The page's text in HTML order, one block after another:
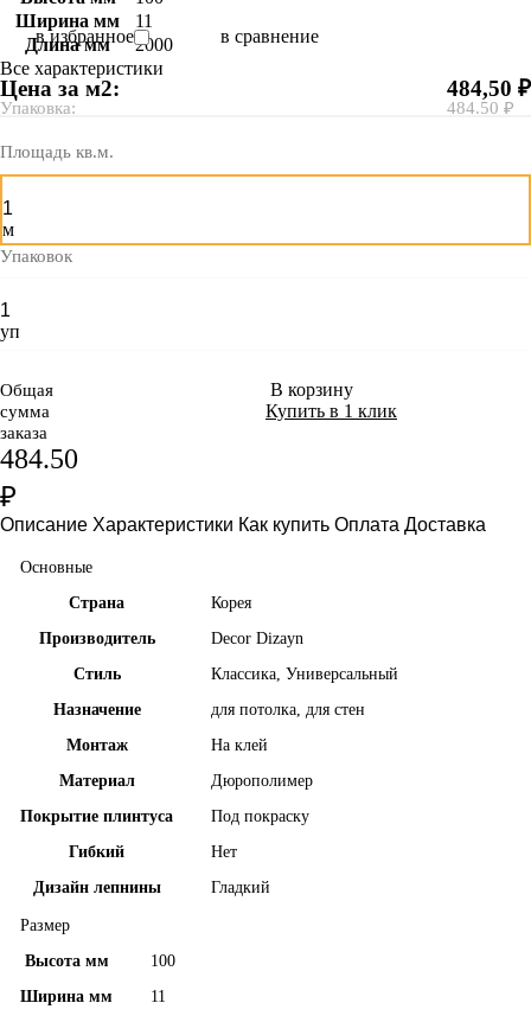
Ширина мм
11
Длина мм
2000
Все характеристики
в избранное в сравнение
Цена за м2:
Упаковка:
484,50 ₽
484.50 ₽
Площадь кв.м.
м
Упаковок
уп
Общая
сумма
заказа
484.50
₽
В корзину
Купить в 1 клик
Описание Характеристики Как купить Оплата Доставка
Основные
Страна
Корея
Производитель
Decor Dizayn
Стиль
Классика, Универсальный
Назначение
для потолка, для стен
Монтаж
На клей
Материал
Дюрополимер
Покрытие плинтуса
Под покраску
Гибкий
Нет
Дизайн лепнины
Гладкий
Размер
Высота мм
100
Ширина мм
11